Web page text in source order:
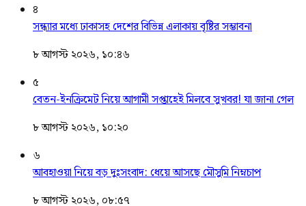
৪
সন্ধ্যার মধ্যে ঢাকাসহ দেশের বিভিন্ন এলাকায় বৃষ্টির সম্ভাবনা
৮ আগস্ট ২০২৬, ১০:৪৬
৫
বেতন-ইনক্রিমেট নিয়ে আগামী সপ্তাহেই মিলবে সুখবর! যা জানা গেল
৮ আগস্ট ২০২৬, ১০:২০
৬
আবহাওয়া নিয়ে বড় দুঃসংবাদ: ধেয়ে আসছে মৌসুমি নিম্নচাপ
৮ আগস্ট ২০২৬, ০৮:৫৭